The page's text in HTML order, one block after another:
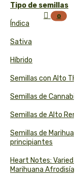
Tipo de semillas
Índica
Sativa
Híbrido
Semillas con Alto
Semillas de
Semillas de Alto
Semillas de
principiantes
Heart Notes:
Marihuana
 0